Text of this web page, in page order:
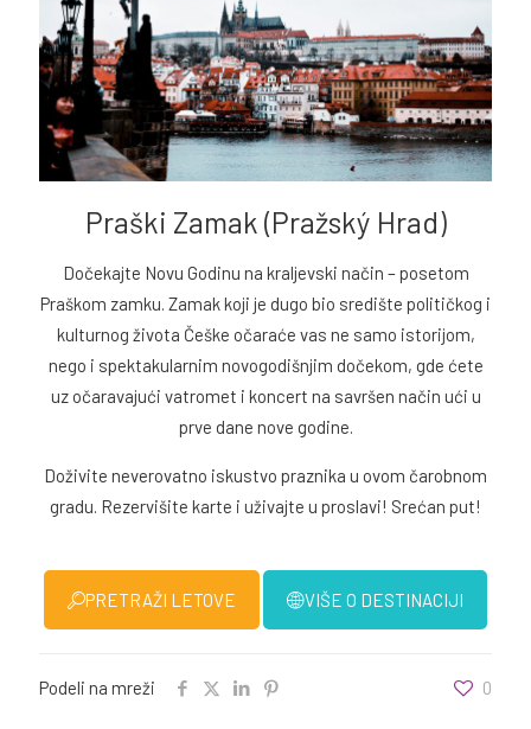
Praški Zamak (Pražský Hrad)
Dočekajte Novu Godinu na kraljevski način – posetom
Praškom zamku. Zamak koji je dugo bio središte političkog i
kulturnog života Češke očaraće vas ne samo istorijom,
nego i spektakularnim novogodišnjim dočekom, gde ćete
uz očaravajući vatromet i koncert na savršen način ući u
prve dane nove godine.
Doživite neverovatno iskustvo praznika u ovom čarobnom
gradu. Rezervišite karte i uživajte u proslavi! Srećan put!
PRETRAŽI LETOVE VIŠE O DESTINACIJI
Podeli na mreži 0